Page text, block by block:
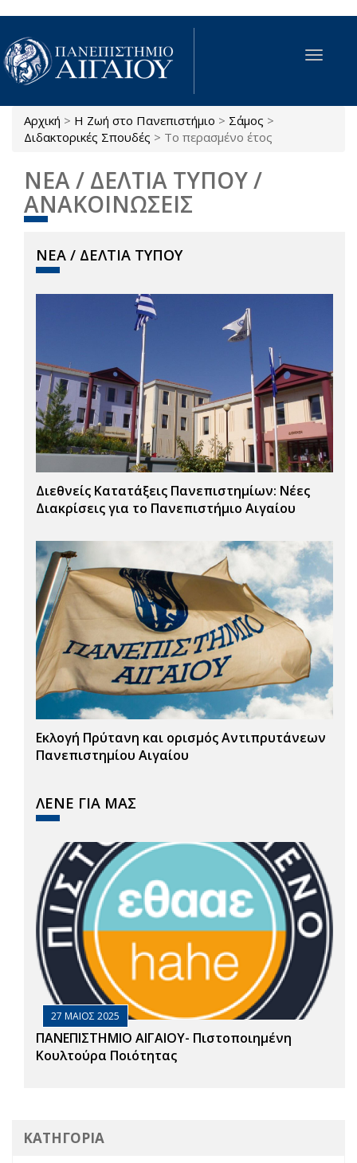
Παράκαμψη προς το κυρίως περιεχόμενο
Toggle
Είστε εδώ
Αρχική > Η Ζωή στο Πανεπιστήμιο > Σάμος >
Διδακτορικές Σπουδές > Το περασμένο έτος
ΝΕΑ / ΔΕΛΤΙΑ ΤΥΠΟΥ /
ΑΝΑΚΟΙΝΩΣΕΙΣ
ΝΕΑ / ΔΕΛΤΙΑ ΤΥΠΟΥ
Διεθνείς Κατατάξεις Πανεπιστημίων: Νέες
Διακρίσεις για το Πανεπιστήμιο Αιγαίου
Εκλογή Πρύτανη και ορισμός Αντιπρυτάνεων
Πανεπιστημίου Αιγαίου
ΛΕΝΕ ΓΙΑ ΜΑΣ
27 ΜΑΙΟΣ 2025
ΠΑΝΕΠΙΣΤΗΜΙΟ ΑΙΓΑΙΟΥ- Πιστοποιημένη
Κουλτούρα Ποιότητας
ΚΑΤΗΓΟΡΙΑ